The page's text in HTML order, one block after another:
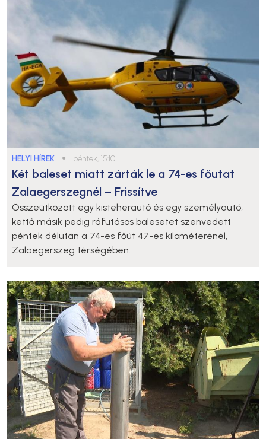
HELYI HÍREK ● péntek, 15:10
Két baleset miatt zárták le a 74-es főutat
Zalaegerszegnél – Frissítve
Összeütközött egy kisteherautó és egy személyautó,
kettő másik pedig ráfutásos balesetet szenvedett
péntek délután a 74-es főút 47-es kilométerénél,
Zalaegerszeg térségében.